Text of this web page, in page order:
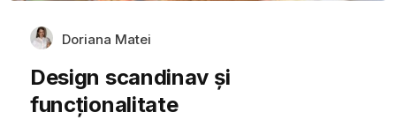
Doriana Matei
Design scandinav și
funcționalitate